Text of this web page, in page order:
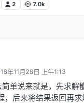
2 7.0k
年11月28日 上午1:13
辑
单说来就是，先求解
，后来将结果返回再